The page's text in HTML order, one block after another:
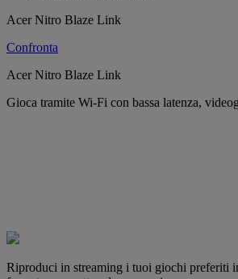
Acer Nitro Blaze Link
Confronta
Acer Nitro Blaze Link
Gioca tramite Wi-Fi con bassa latenza,
Riproduci in streaming i tuoi giochi preferiti